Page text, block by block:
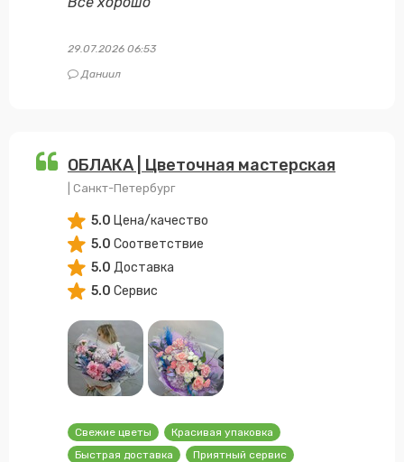
29.07.2026 06:53
Даниил
ОБЛАКА | Цветочная мастерская
| Санкт-Петербург
5.0 Цена/качество
5.0 Соответствие
5.0 Доставка
5.0 Сервис
Свежие цветы
Красивая упаковка
Быстрая доставка
Приятный сервис